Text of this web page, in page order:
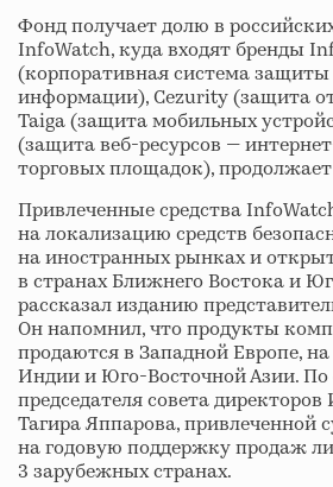
Фонд получает долю в
InfoWatch, куда входят бренды
(корпоративная система защиты
информации), Cezurity (защита
Taiga (защита мобильных
(защита веб-ресурсов —
торговых площадок), продолжает
Привлеченные средства
на локализацию средств
на иностранных рынках и
в странах Ближнего Востока и
рассказал изданию
Он напомнил, что продукты
продаются в Западной Европе,
Индии и Юго-Восточной Азии. По
председателя совета
Тагира Яппарова, привлеченной
на годовую поддержку продаж
3 зарубежных странах.